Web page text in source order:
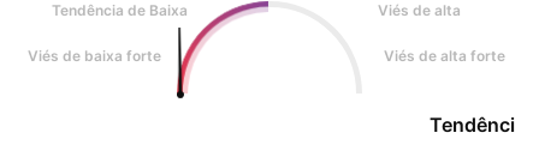
Tendência de Baixa
Viés de alta
Viés de baixa forte Viés de alta forte
Tendência